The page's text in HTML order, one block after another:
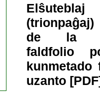
de la
faldfolio
kunmetado
uzanto